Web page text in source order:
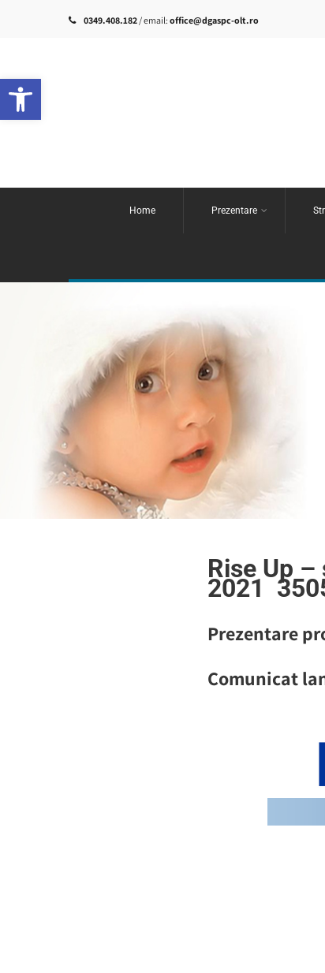
Deschide bara de unelte
0349.408.182/ email: office@dgaspc-olt.ro
Home Prezentare
Rise Up
2021
Prezentare
Comunicat